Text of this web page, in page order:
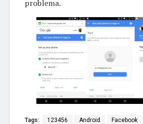
problema.
Tags: 123456 Android Facebook